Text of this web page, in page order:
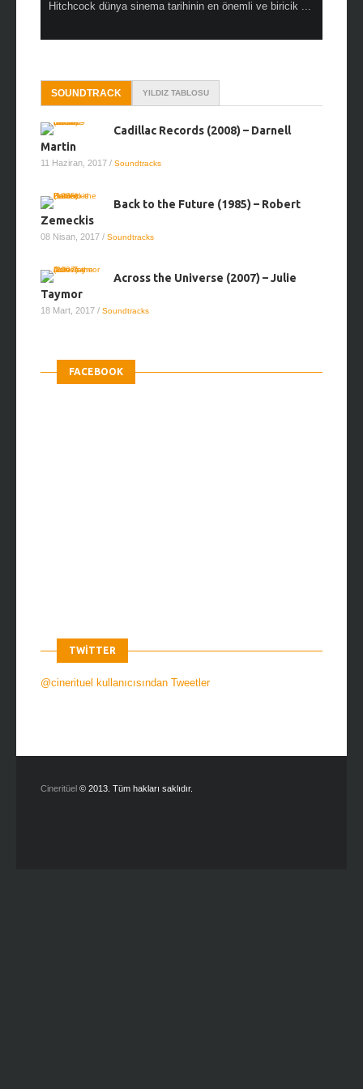
Hitchcock dünya sinema tarihinin en önemli ve biricik ...
SOUNDTRACK
Cadillac Records (2008) – Darnell
Martin
11 Haziran, 2017 /
Back to the Future (1985) – Robert
Zemeckis
08 Nisan, 2017 /
Across the Universe (2007) – Julie
Taymor
18 Mart, 2017 /
FACEBOOK
TWITTER
@cinerituel kullanıcısından Tweetler
Cineritüel © 2013. Tüm hakları saklıdır.